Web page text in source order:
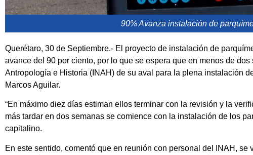
90% Avanza instalación de
Querétaro, 30 de Septiembre.- El proyecto de instalación de
avance del 90 por ciento, por lo que se espera que en menos de
Antropología e Historia (INAH) de su aval para la plena instalación
Marcos Aguilar.
“En máximo diez días estiman ellos terminar con la revisión y la
más tardar en dos semanas se comience con la instalación de los
capitalino.
En este sentido, comentó que en reunión con personal del INAH,